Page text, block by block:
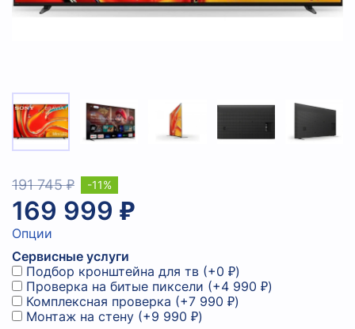
191 745 ₽
169 999 ₽
-11%
Опции
Сервисные услуги
Подбор кронштейна для тв (+0 ₽)
Проверка на битые пиксели (+4 990 ₽)
Комплексная проверка (+7 990 ₽)
Монтаж на стену (+9 990 ₽)